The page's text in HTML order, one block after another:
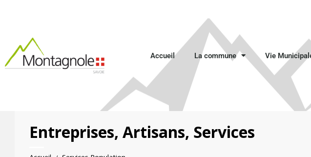
Accueil La commune Vie
Entreprises, Artisans, Services